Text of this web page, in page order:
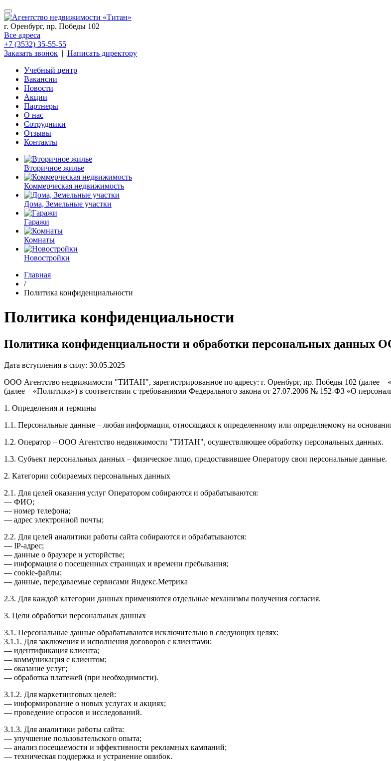
г. Оренбург, пр. Победы 102
Все адреса
+7 (3532) 35-55-55
Заказать звонок | Написать директору
Учебный центр
Вакансии
Новости
Акции
Партнеры
О нас
Сотрудники
Отзывы
Контакты
Вторичное жилье
Коммерческая недвижимость
Дома, Земельные участки
Гаражи
Комнаты
Новостройки
Главная
/
Политика конфиденциальности
Политика конфиденциальности
Политика конфиденциальности и обработки персональных
Дата вступления в силу: 30.05.2025
ООО Агентство недвижимости "ТИТАН", зарегистрированное по адресу: г. Оренбург, пр. Победы 102 (далее
(далее – «Политика») в соответствии с требованиями Федерального закона от 27.07.2006 № 152-ФЗ «О
1. Определения и термины
1.1. Персональные данные – любая информация, относящаяся к определенному или определяемому на
1.2. Оператор – ООО Агентство недвижимости "ТИТАН", осуществляющее обработку персональных данных.
1.3. Субъект персональных данных – физическое лицо, предоставившее Оператору свои персональные данные.
2. Категории собираемых персональных данных
2.1. Для целей оказания услуг Оператором собираются и обрабатываются:
— ФИО;
— номер телефона;
— адрес электронной почты;
2.2. Для целей аналитики работы сайта собираются и обрабатываются:
— IP-адрес;
— данные о браузере и усторйстве;
— информация о посещенных страницах и времени пребывания;
— cookie-файлы;
— данные, передаваемые сервисами Яндекс.Метрика
2.3. Для каждой категории данных применяются отдельные механизмы получения согласия.
3. Цели обработки персональных данных
3.1. Персональные данные обрабатываются исключительно в следующих целях:
3.1.1. Для заключения и исполнения договоров с клиентами:
— идентификация клиента;
— коммуникация с клиентом;
— оказание услуг;
— обработка платежей (при необходимости).
3.1.2. Для маркетинговых целей:
— информирование о новых услугах и акциях;
— проведение опросов и исследований.
3.1.3. Для аналитики работы сайта:
— улучшение пользовательского опыта;
— анализ посещаемости и эффективности рекламных кампаний;
— техническая поддержка и устранение ошибок.